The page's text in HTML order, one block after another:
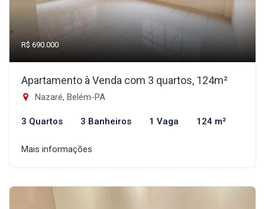
R$ 690.000
Apartamento à Venda com 3 quartos, 124m²
Nazaré, Belém-PA
3 Quartos 3 Banheiros 1 Vaga 124 m²
Mais informações